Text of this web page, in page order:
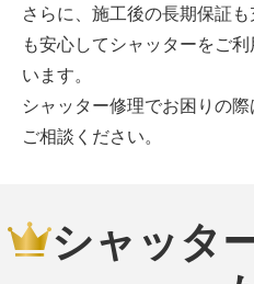
さらに、施工後の長期保証
も安心してシャッターをご
います。
シャッター修理でお困りの
ご相談ください。
シャッタ